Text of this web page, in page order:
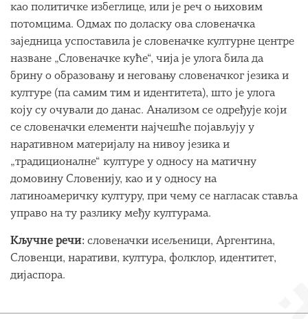
као политичке избеглице, или је реч о њиховим
потомцима. Одмах по доласку ова словеначка
заједница успоставила је словеначке културне центре
назване „Словеначке куће“, чија је улога била да
брину о образовању и неговању словеначког језика и
културе (па самим тим и идентитета), што је улога
коју су очували до данас. Анализом се одређује који
се словеначки елементи најчешће појављују у
наративном материјалу на нивоу језика и
„традиционалне“ културе у односу на матичну
домовину Словенију, као и у односу на
латиноамеричку културу, при чему се нагласак ставља
управо на ту разлику међу културама.
Кључне речи: словеначки исељеници, Аргентина,
Словенци, наративи, култура, фолклор, идентитет,
дијаспора.